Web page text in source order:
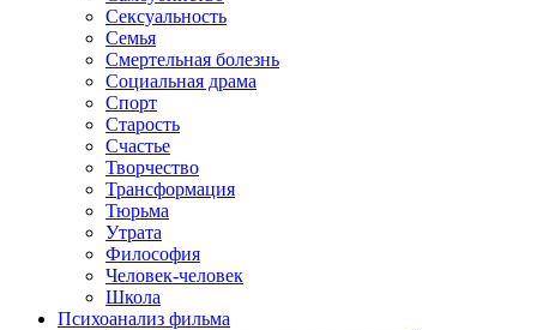
Сексуальность
Семья
Смертельная болезнь
Социальная драма
Спорт
Старость
Счастье
Творчество
Трансформация
Тюрьма
Утрата
Философия
Человек-человек
Школа
Психоанализ фильма